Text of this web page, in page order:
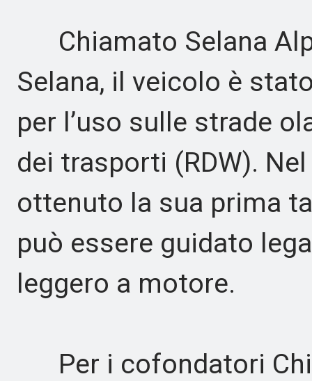
Chiamato Selana
Selana, il veicolo è
per l’uso sulle strade
dei trasporti (RDW).
ottenuto la sua prima
può essere guidato
leggero a motore.
Per i cofondatori